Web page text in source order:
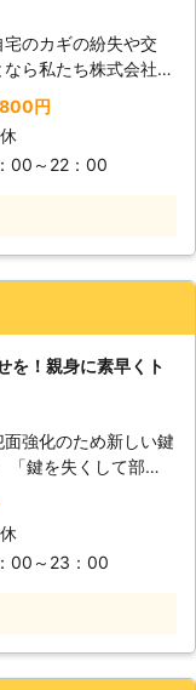
ラブル解決の実績が
ルナ関西自動ドアサ
す。例えばエクステ
、小規模工事、修理
。お客様の困ったを
快適に変えるのが私
のカギの紛失や交
ら私たち株式会社
任せください。 弊社
タッフは、みな経験
熟練のプロばかりで
お任せできます。
ブルに素早く丁寧に
可能です。何かあり
・愛媛に対応させてい
。ご相談だけという
お気軽にご連絡くだ
円
00～22：00
を！親身に素早くト
面強化のため新しい鍵
「鍵を失くして部屋
壊れてしまったので
ムサービス」にお任
即座に解決すること
00～23：00